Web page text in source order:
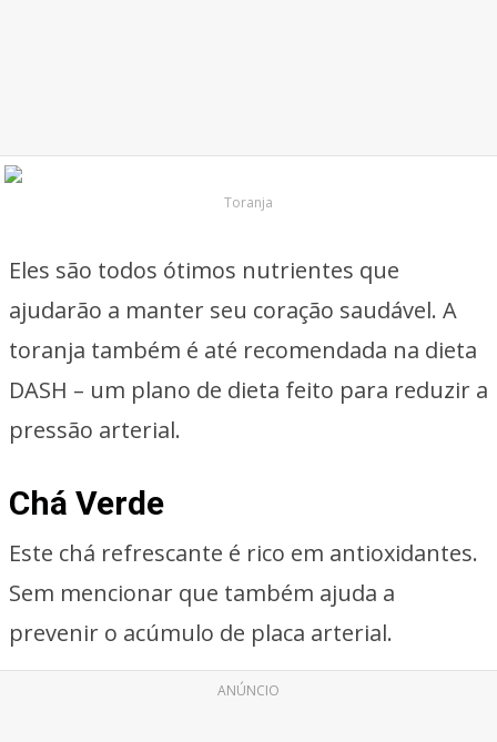
Toranja
Eles são todos ótimos nutrientes que
ajudarão a manter seu coração saudável. A
toranja também é até recomendada na dieta
DASH – um plano de dieta feito para reduzir a
pressão arterial.
Chá Verde
Este chá refrescante é rico em antioxidantes.
Sem mencionar que também ajuda a
prevenir o acúmulo de placa arterial.
ANÚNCIO